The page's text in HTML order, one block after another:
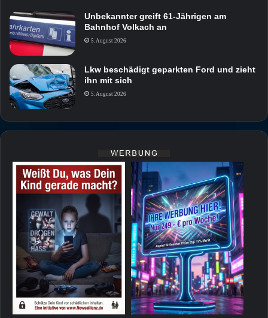
Unbekannter greift 61-Jährigen am
Bahnhof Volkach an
5. August 2026
Lkw beschädigt geparkten Ford und zieht
ihn mit sich
5. August 2026